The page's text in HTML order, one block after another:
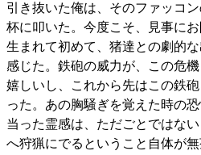
引き抜いた俺は、そのファッコ
杯に叩いた。今度こそ、見事にお
生まれて初めて、猪達との劇的
感じた。鉄砲の威力が、この危
嬉しいし、これから先はこの鉄
った。あの胸騒ぎを覚えた時の
当った霊感は、ただごとではな
へ狩猟にでるということ自体が